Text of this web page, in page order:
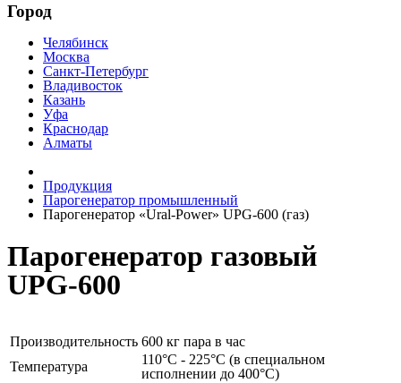
Город
Челябинск
Москва
Санкт-Петербург
Владивосток
Казань
Уфа
Краснодар
Алматы
Продукция
Парогенератор промышленный
Парогенератор «Ural-Power» UPG-600 (газ)
Парогенератор газовый
UPG-600
Производительность 600 кг пара в час
Температура
110°C - 225°C (в специальном
исполнении до 400°C)